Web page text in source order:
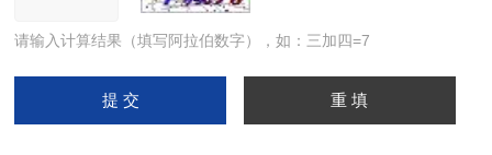
请输入计算结果（填写阿拉伯数字），如：三加四=7